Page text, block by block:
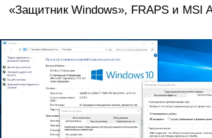
«Защитник Windows», FRAPS и MSI